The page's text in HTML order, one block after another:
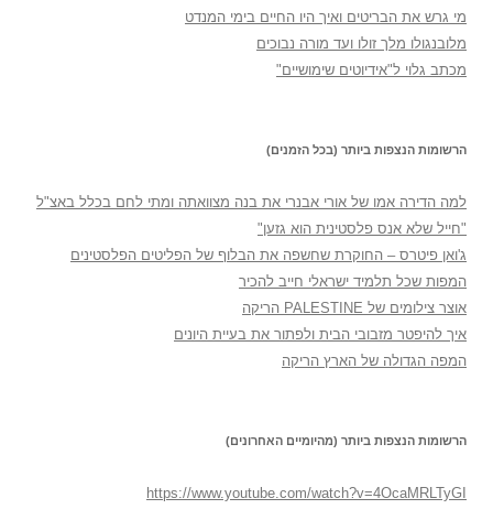
מי גרש את הבריטים ואיך היו החיים בימי המנדט
מלובנגולו מלך זולו ועד מורה נבוכים
מכתב גלוי ל"אידיוטים שימושיים"
הרשומות הנצפות ביותר (בכל הזמנים)
למה הדירה אמו של אורי אבנרי את בנה מצוואתה ומתי לחם בכלל באצ"ל
"חייל שלא אנס פלסטינית הוא גזען"
ג'ואן פיטרס – החוקרת שחשפה את הבלוף של הפליטים הפלסטינים
המפות שכל תלמיד ישראלי חייב להכיר
אוצר צילומים של PALESTINE הריקה
איך להיפטר מזבובי הבית ולפתור את בעיית היונים
המפה הגדולה של הארץ הריקה
הרשומות הנצפות ביותר (מהיומיים האחרונים)
https://www.youtube.com/watch?v=4OcaMRLTyGI